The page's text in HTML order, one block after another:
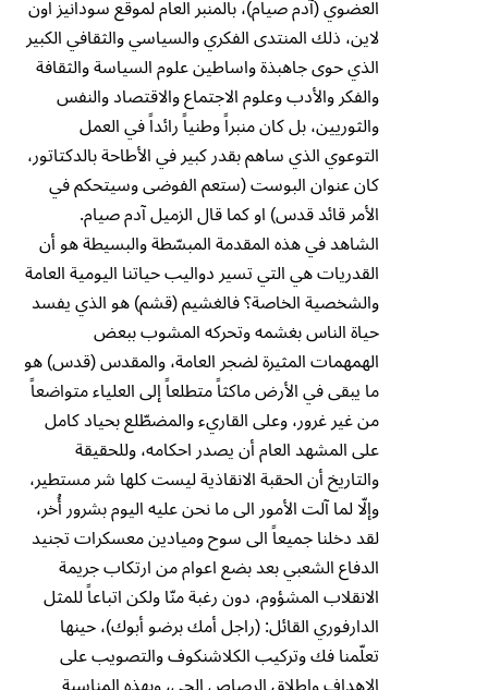
العضوي (آدم صيام)، بالمنبر العام لموقع سودانيز اون
لاين، ذلك المنتدى الفكري والسياسي والثقافي الكبير
الذي حوى جاهبذة واساطين علوم السياسة والثقافة
والفكر والأدب وعلوم الاجتماع والاقتصاد والنفس
والثوريين، بل كان منبراً وطنياً رائداً في العمل
التوعوي الذي ساهم بقدر كبير في الأطاحة بالدكتاتور،
كان عنوان البوست (ستعم الفوضى وسيتحكم في
الأمر قائد قدس) او كما قال الزميل آدم صيام.
الشاهد في هذه المقدمة المبسّطة والبسيطة هو أن
القدريات هي التي تسير دواليب حياتنا اليومية العامة
والشخصية الخاصة؟ فالغشيم (قشم) هو الذي يفسد
حياة الناس بغشمه وتحركه المشوب ببعض
الهمهمات المثيرة لضجر العامة، والمقدس (قدس) هو
ما يبقى في الأرض ماكثاً متطلعاً إلى العلياء متواضعاً
من غير غرور، وعلى القاريء والمضطّلع بحياد كامل
على المشهد العام أن يصدر احكامه، وللحقيقة
والتاريخ أن الحقبة الانقاذية ليست كلها شر مستطير،
وإلّا لما آلت الأمور الى ما نحن عليه اليوم بشرور أُخر،
لقد دخلنا جميعاً الى سوح وميادين معسكرات تجنيد
الدفاع الشعبي بعد بضع اعوام من ارتكاب جريمة
الانقلاب المشؤوم، دون رغبة منّا ولكن اتباعاً للمثل
الدارفوري القائل: (راجل أمك برضو أبوك)، حينها
تعلّمنا فك وتركيب الكلاشنكوف والتصويب على